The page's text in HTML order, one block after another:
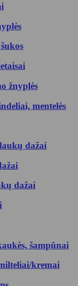
žnyplės
mentelės
dažai
dažai
šampūnai
kremai